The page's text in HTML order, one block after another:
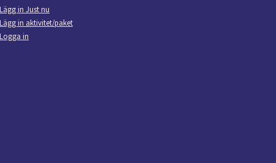
Lägg in Just nu
Lägg in aktivitet/paket
Logga in